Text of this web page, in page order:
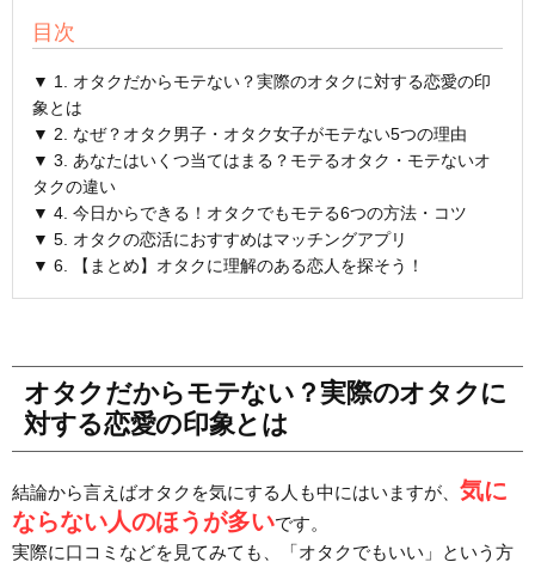
目次
▼ 1. オタクだからモテない？実際のオタクに対する恋愛の印
象とは
▼ 2. なぜ？オタク男子・オタク女子がモテない5つの理由
▼ 3. あなたはいくつ当てはまる？モテるオタク・モテないオ
タクの違い
▼ 4. 今日からできる！オタクでもモテる6つの方法・コツ
▼ 5. オタクの恋活におすすめはマッチングアプリ
▼ 6. 【まとめ】オタクに理解のある恋人を探そう！
オタクだからモテない？実際のオタクに
対する恋愛の印象とは
結論から言えばオタクを気にする人も中にはいますが、 気に
ならない人のほうが多いです。
実際に口コミなどを見てみても、「オタクでもいい」という方